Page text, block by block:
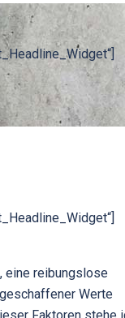
eine reibungslose
Werte